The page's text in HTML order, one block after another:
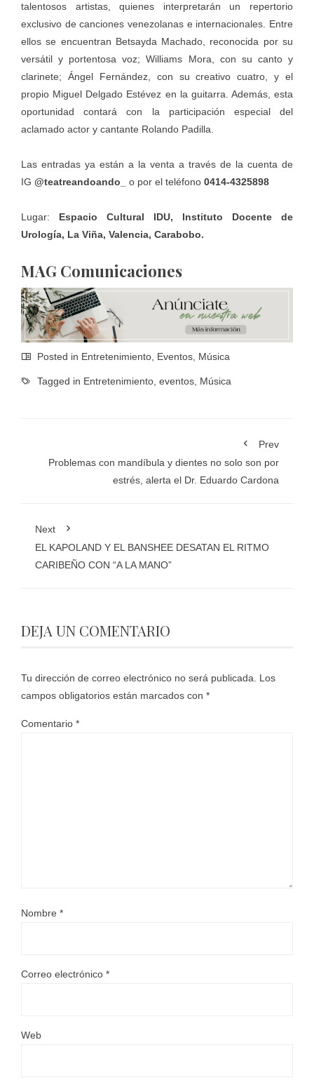
talentosos artistas, quienes interpretarán un repertorio
exclusivo de canciones venezolanas e internacionales. Entre
ellos se encuentran Betsayda Machado, reconocida por su
versátil y portentosa voz; Williams Mora, con su canto y
clarinete; Ángel Fernández, con su creativo cuatro, y el
propio Miguel Delgado Estévez en la guitarra. Además, esta
oportunidad contará con la participación especial del
aclamado actor y cantante Rolando Padilla.
Las entradas ya están a la venta a través de la cuenta de
IG @teatreandoando_ o por el teléfono 0414-4325898
Lugar: Espacio Cultural IDU, Instituto Docente de
Urología, La Viña, Valencia, Carabobo.
MAG Comunicaciones
Posted in Entretenimiento Eventos Música
Tagged in Entretenimiento eventos Música
Prev
Problemas con mandíbula y dientes no solo son por
estrés, alerta el Dr. Eduardo Cardona
Next
EL KAPOLAND Y EL BANSHEE DESATAN EL RITMO
CARIBEÑO CON “A LA MANO”
DEJA UN COMENTARIO
Tu dirección de correo electrónico no será publicada.
Los
campos obligatorios están marcados con *
Comentario *
Nombre *
Correo electrónico *
Web